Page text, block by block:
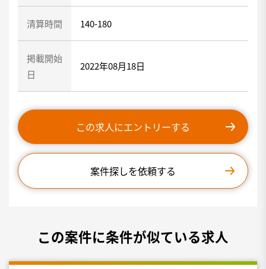
清算時間 140-180
掲載開始
日
2022年08月18日
この求人にエントリーする
案件探しを依頼する
この案件に条件が似ている求人